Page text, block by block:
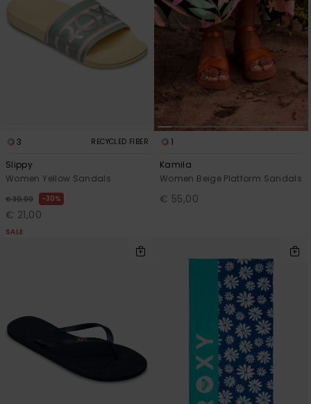
3 RECYCLED FIBER
Slippy
Women Yellow Sandals
€ 30,00 30%
€ 21,00
SALE
1
Kamila
Women Beige Platform Sandals
€ 55,00